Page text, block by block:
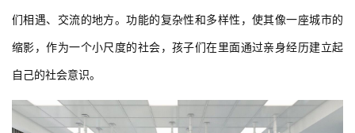
们相遇、交流的地方。功能的复杂性和多样性，使其像一座城市的
缩影，作为一个小尺度的社会，孩子们在里面通过亲身经历建立起
自己的社会意识。